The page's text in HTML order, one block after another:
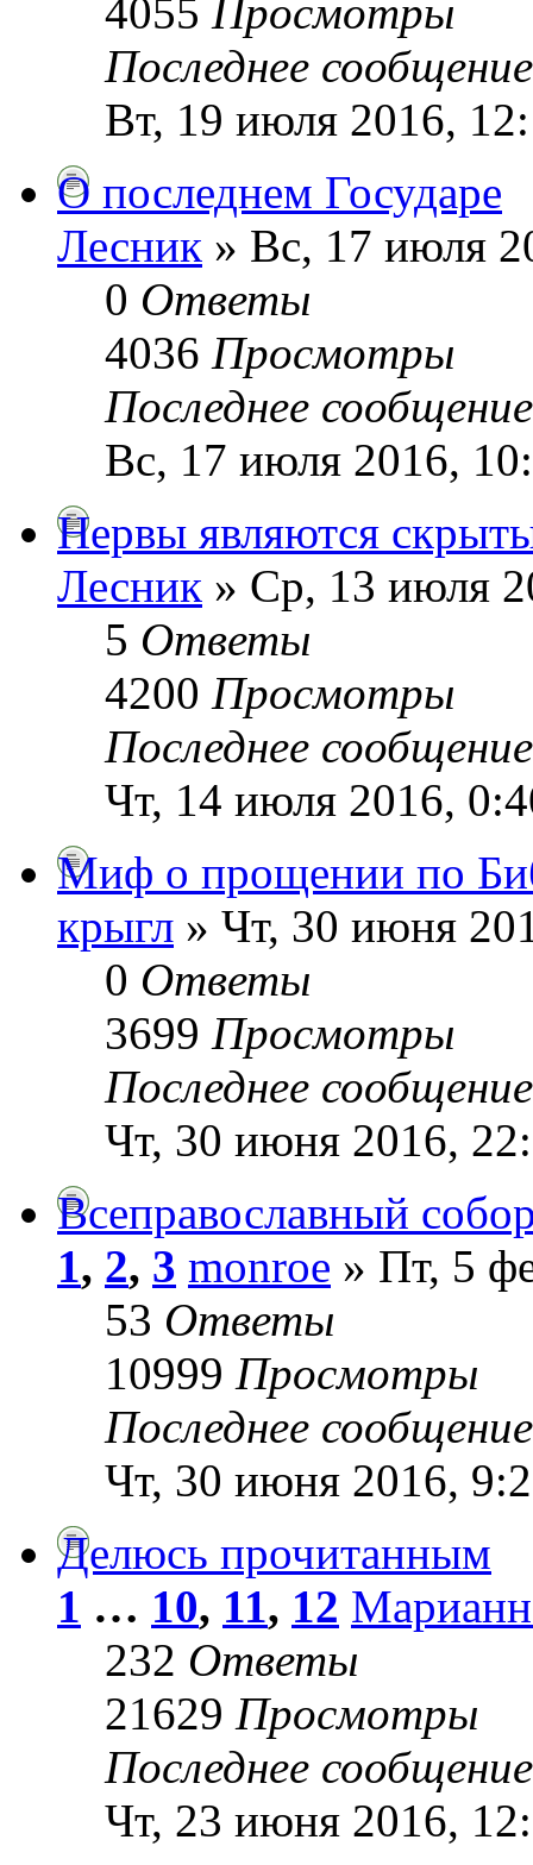
4055 Просмотры
Последнее
Вт, 19 июля 2016,
О последнем Государе
Лесник » Вс, 17 июля
0 Ответы
4036 Просмотры
Последнее
Вс, 17 июля 2016,
Нервы являются
Лесник » Ср, 13 июля
5 Ответы
4200 Просмотры
Последнее
Чт, 14 июля 2016,
Миф о прощении по
крыгл » Чт, 30 июня
0 Ответы
3699 Просмотры
Последнее
Чт, 30 июня 2016,
Всеправославный
1, 2, 3 monroe » Пт, 5
53 Ответы
10999 Просмотры
Последнее
Чт, 30 июня 2016,
Делюсь прочитанным
1 … 10, 11, 12
232 Ответы
21629 Просмотры
Последнее
Чт, 23 июня 2016,